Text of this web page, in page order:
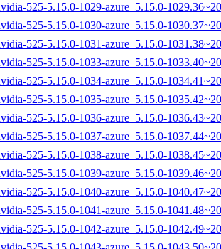
525-5.15.0-1029-azure_5.15.0-
525-5.15.0-1030-azure_5.15.0-
525-5.15.0-1031-azure_5.15.0-
525-5.15.0-1033-azure_5.15.0-
525-5.15.0-1034-azure_5.15.0-
525-5.15.0-1035-azure_5.15.0-
525-5.15.0-1036-azure_5.15.0-
525-5.15.0-1037-azure_5.15.0-
525-5.15.0-1038-azure_5.15.0-
525-5.15.0-1039-azure_5.15.0-
525-5.15.0-1040-azure_5.15.0-
525-5.15.0-1041-azure_5.15.0-
525-5.15.0-1042-azure_5.15.0-